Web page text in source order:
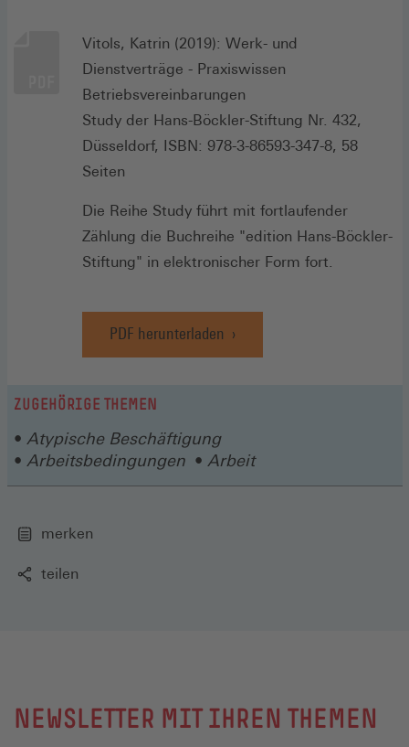
Vitols, Katrin (2019): Werk- und
Dienstverträge - Praxiswissen
Betriebsvereinbarungen
Study der Hans-Böckler-Stiftung Nr. 432,
Düsseldorf, ISBN: 978-3-86593-347-8, 58
Seiten
Die Reihe Study führt mit fortlaufender
Zählung die Buchreihe "edition Hans-Böckler-
Stiftung" in elektronischer Form fort.
PDF herunterladen
ZUGEHÖRIGE THEMEN
Atypische Beschäftigung
Arbeitsbedingungen
Arbeit
merken
teilen
NEWSLETTER MIT IHREN THEMEN